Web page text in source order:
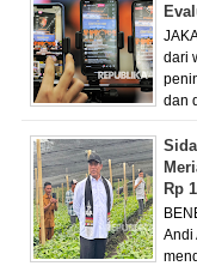
dari
dan
Rp
Andi